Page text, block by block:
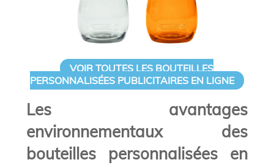
VOIR TOUTES LES BOUTEILLES
PERSONNALISÉES PUBLICITAIRES EN LIGNE
Les avantages
environnementaux des
bouteilles personnalisées en